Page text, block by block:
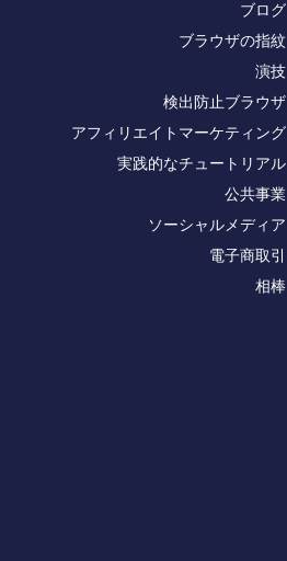
ブログ
ブラウザの指紋
演技
検出防止ブラウザ
アフィリエイトマーケティング
実践的なチュートリアル
公共事業
ソーシャルメディア
電子商取引
相棒